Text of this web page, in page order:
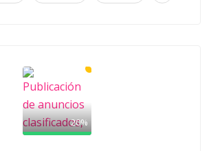
20%